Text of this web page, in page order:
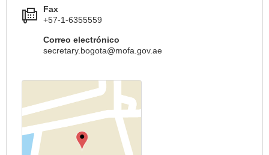
Fax
+57-1-6355559
Correo electrónico
secretary.bogota@mofa.gov.ae